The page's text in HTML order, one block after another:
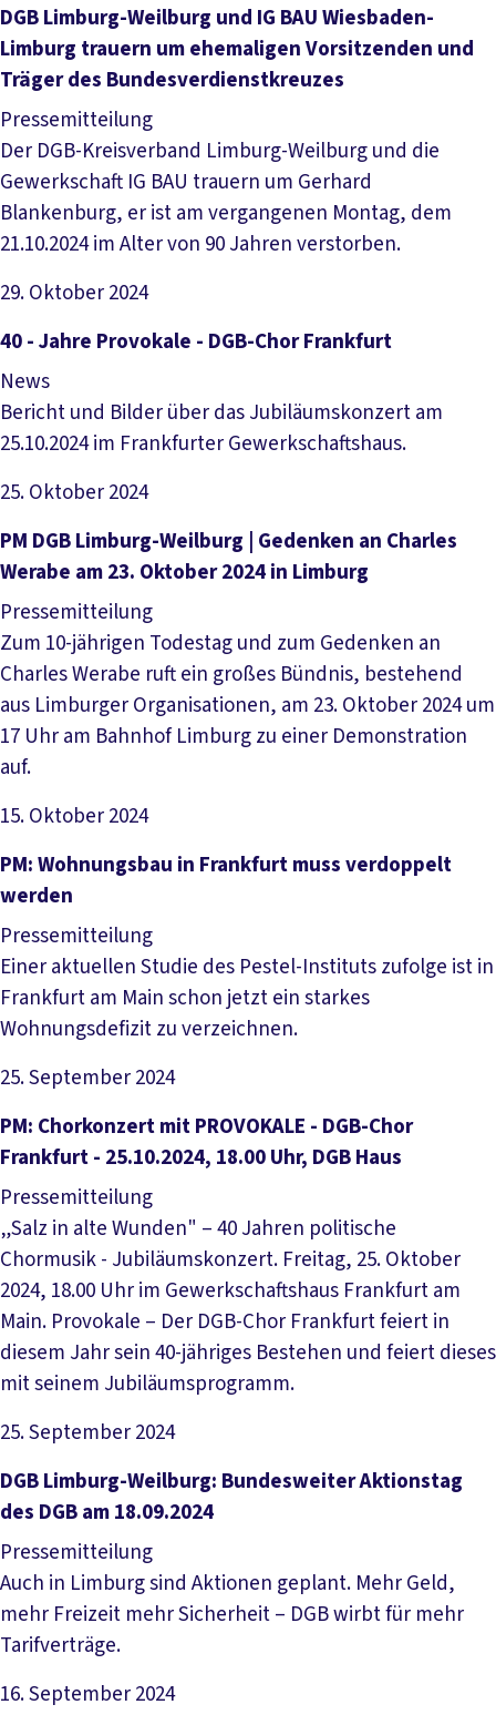
Artikel lesen
DGB Limburg-Weilburg und IG BAU Wiesbaden-
Limburg trauern um ehemaligen Vorsitzenden und
Träger des Bundesverdienstkreuzes
Pressemitteilung
Der DGB-Kreisverband Limburg-Weilburg und die
Gewerkschaft IG BAU trauern um Gerhard
Blankenburg, er ist am vergangenen Montag, dem
21.10.2024 im Alter von 90 Jahren verstorben.
29. Oktober 2024
Artikel lesen
40 - Jahre Provokale - DGB-Chor Frankfurt
News
Bericht und Bilder über das Jubiläumskonzert am
25.10.2024 im Frankfurter Gewerkschaftshaus.
25. Oktober 2024
Artikel lesen
PM DGB Limburg-Weilburg | Gedenken an Charles
Werabe am 23. Oktober 2024 in Limburg
Pressemitteilung
Zum 10-jährigen Todestag und zum Gedenken an
Charles Werabe ruft ein großes Bündnis, bestehend
aus Limburger Organisationen, am 23. Oktober 2024 um
17 Uhr am Bahnhof Limburg zu einer Demonstration
auf.
15. Oktober 2024
Artikel lesen
PM: Wohnungsbau in Frankfurt muss verdoppelt
werden
Pressemitteilung
Einer aktuellen Studie des Pestel-Instituts zufolge ist in
Frankfurt am Main schon jetzt ein starkes
Wohnungsdefizit zu verzeichnen.
25. September 2024
Artikel lesen
PM: Chorkonzert mit PROVOKALE - DGB-Chor
Frankfurt - 25.10.2024, 18.00 Uhr, DGB Haus
Pressemitteilung
„Salz in alte Wunden" – 40 Jahren politische
Chormusik - Jubiläumskonzert. Freitag, 25. Oktober
2024, 18.00 Uhr im Gewerkschaftshaus Frankfurt am
Main. Provokale – Der DGB-Chor Frankfurt feiert in
diesem Jahr sein 40-jähriges Bestehen und feiert dieses
mit seinem Jubiläumsprogramm.
25. September 2024
Artikel lesen
DGB Limburg-Weilburg: Bundesweiter Aktionstag
des DGB am 18.09.2024
Pressemitteilung
Auch in Limburg sind Aktionen geplant. Mehr Geld,
mehr Freizeit mehr Sicherheit – DGB wirbt für mehr
Tarifverträge.
16. September 2024